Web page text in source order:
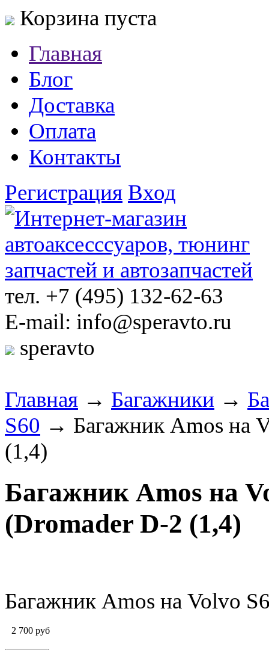
Корзина пуста
Главная
Блог
Доставка
Оплата
Контакты
Регистрация Вход
тел. +7 (495) 132-62-63
E-mail: info@speravto.ru
speravto
Главная → Багажники →
S60 → Багажник Amos на
(1,4)
Багажник Amos на
(Dromader D-2 (1,4)
Багажник Amos на Volvo
2 700 руб